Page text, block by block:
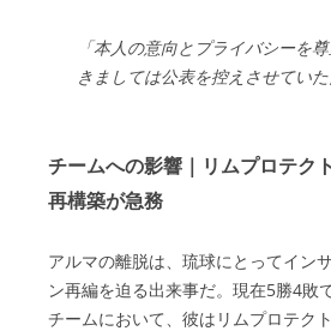
「本人の意向とプライバシーを
きましては公表を控えさせていた
チームへの影響｜リムプロテク
再構築が急務
アルマの離脱は、琉球にとってイン
ン再編を迫る出来事だ。現在5勝4敗
チームにおいて、彼はリムプロテク